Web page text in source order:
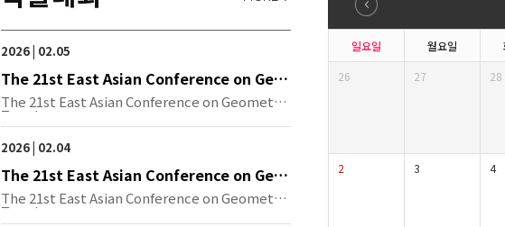
2026 | 02.05
The 21st East Asian Conference on Geo
metric Topology
The 21st East Asian Conference on Geometric
Topolo…
2026 | 02.04
The 21st East Asian Conference on Geo
metric Topology
The 21st East Asian Conference on Geometric
Topolo…
일요일 월요일
26
27 28
2 3 4